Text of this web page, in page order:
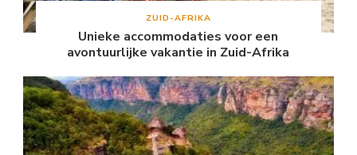
ZUID-AFRIKA
Unieke accommodaties voor een
avontuurlijke vakantie in Zuid-Afrika